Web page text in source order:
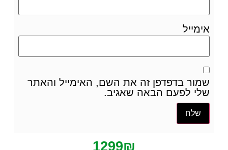
אימייל
שמור בדפדפן זה את השם, האימייל והאתר
שלי לפעם הבאה שאגיב.
1299₪